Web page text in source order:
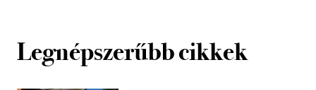
Legnépszerűbb cikkek